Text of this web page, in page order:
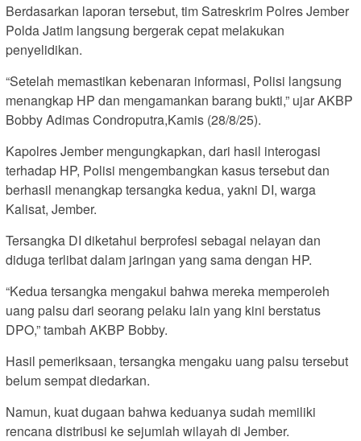
Berdasarkan laporan tersebut, tim Satreskrim Polres Jember
Polda Jatim langsung bergerak cepat melakukan
penyelidikan.
“Setelah memastikan kebenaran informasi, Polisi langsung
menangkap HP dan mengamankan barang bukti,” ujar AKBP
Bobby Adimas Condroputra,Kamis (28/8/25).
Kapolres Jember mengungkapkan, dari hasil interogasi
terhadap HP, Polisi mengembangkan kasus tersebut dan
berhasil menangkap tersangka kedua, yakni DI, warga
Kalisat, Jember.
Tersangka DI diketahui berprofesi sebagai nelayan dan
diduga terlibat dalam jaringan yang sama dengan HP.
“Kedua tersangka mengakui bahwa mereka memperoleh
uang palsu dari seorang pelaku lain yang kini berstatus
DPO,” tambah AKBP Bobby.
Hasil pemeriksaan, tersangka mengaku uang palsu tersebut
belum sempat diedarkan.
Namun, kuat dugaan bahwa keduanya sudah memiliki
rencana distribusi ke sejumlah wilayah di Jember.